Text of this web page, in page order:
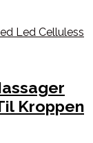
Kroppen